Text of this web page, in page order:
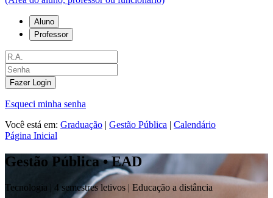
Aluno
Professor
Fazer Login
Esqueci minha senha
Você está em: Graduação | Gestão Pública | Calendário
Página Inicial
Gestão Pública • EAD
Tecnologia | 4 semestres letivos | Educação a distância